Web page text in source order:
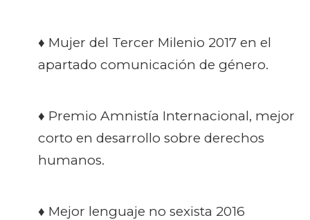
♦ Mujer del Tercer Milenio 2017 en el
apartado comunicación de género.
♦ Premio Amnistía Internacional, mejor
corto en desarrollo sobre derechos
humanos.
♦ Mejor lenguaje no sexista 2016